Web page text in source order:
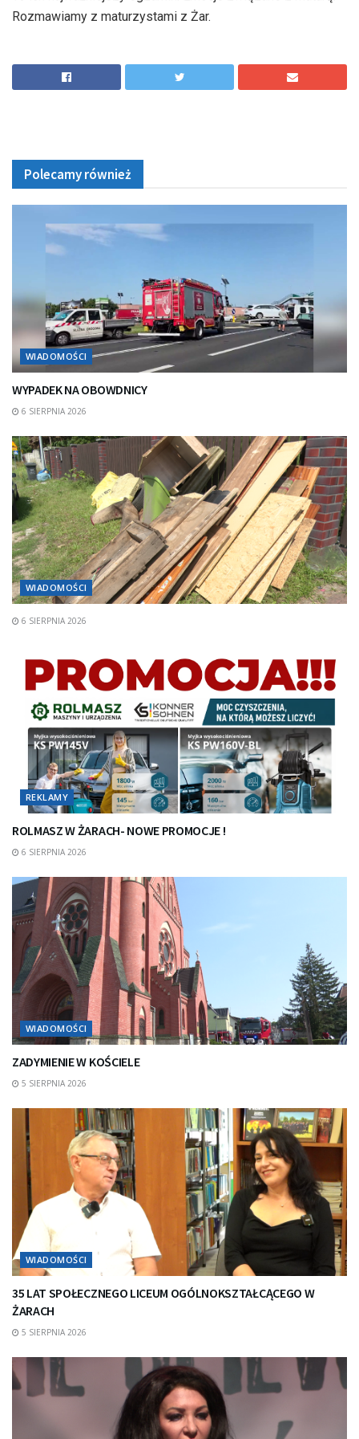
Rozmawiamy z maturzystami z Żar.
Polecamy również
WIADOMOŚCI
WYPADEK NA OBOWDNICY
6 SIERPNIA 2026
WIADOMOŚCI
6 SIERPNIA 2026
REKLAMY
ROLMASZ W ŻARACH- NOWE PROMOCJE !
6 SIERPNIA 2026
WIADOMOŚCI
ZADYMIENIE W KOŚCIELE
5 SIERPNIA 2026
WIADOMOŚCI
35 LAT SPOŁECZNEGO LICEUM OGÓLNOKSZTAŁCĄCEGO W
ŻARACH
5 SIERPNIA 2026